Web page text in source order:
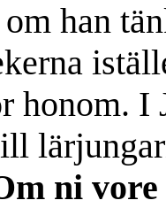
han
honom. I
ni